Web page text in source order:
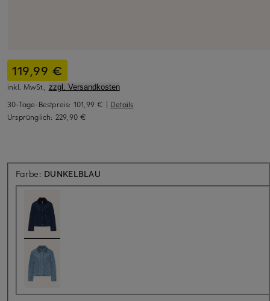
119,99 €
inkl. MwSt., zzgl. Versandkosten
30-Tage-Bestpreis: 101,99 € | Details
Ursprünglich: 229,90 €
Farbe: DUNKELBLAU